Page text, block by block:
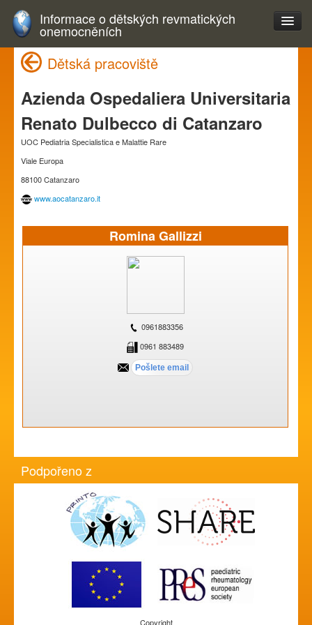
Informace o dětských revmatických
onemocněních
Dětská pracoviště
Azienda Ospedaliera Universitaria
Renato Dulbecco di Catanzaro
UOC Pediatria Specialistica e Malattie Rare
Viale Europa
88100 Catanzaro
www.aocatanzaro.it
Romina Gallizzi
0961883356
0961 883489
Podpořeno z
Copyright